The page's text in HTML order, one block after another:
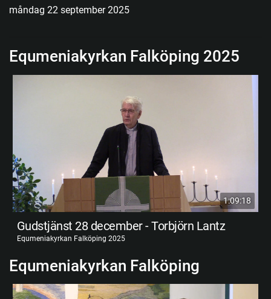
måndag 22 september 2025
Equmeniakyrkan Falköping 2025
1:09:18
Gudstjänst 28 december - Torbjörn Lantz
Equmeniakyrkan Falköping 2025
Equmeniakyrkan Falköping